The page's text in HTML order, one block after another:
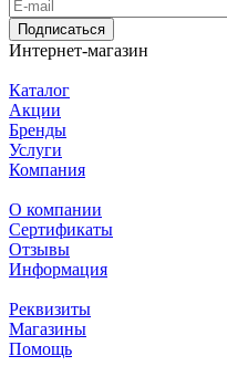
Подписаться
Интернет-магазин
Каталог
Акции
Бренды
Услуги
Компания
О компании
Сертификаты
Отзывы
Информация
Реквизиты
Магазины
Помощь